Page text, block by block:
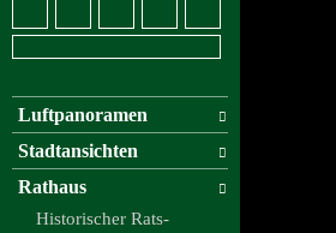
Luftpanoramen
Stadtansichten
Rathaus
Historischer Rats-